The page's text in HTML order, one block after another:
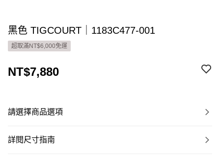
黑色 TIGCOURT｜1183C477-001
超取滿NT$6,000免運
NT$7,880
請選擇商品選項
詳閱尺寸指南